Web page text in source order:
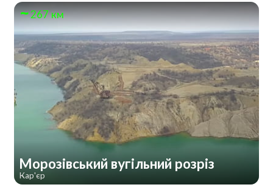
267 км
Морозівський вугільний розріз
Кар'єр